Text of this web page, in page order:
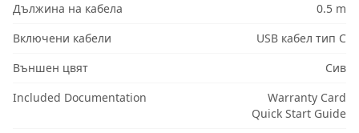
Дължина на кабела
0.5 m
Включени кабели
USB кабел тип C
Външен цвят
Сив
Included Documentation
Warranty Card
Quick Start Guide